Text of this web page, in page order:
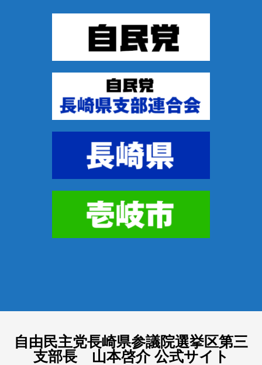
自由民主党長崎県参議院選挙区第三
支部長 山本啓介 公式サイト